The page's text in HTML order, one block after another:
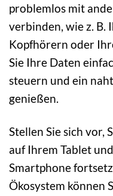
problemlos mit
verbinden, wie z. B.
Kopfhörern oder
Sie Ihre Daten
steuern und ein
genießen.
Stellen Sie sich vor,
auf Ihrem Tablet
Smartphone
Ökosystem können